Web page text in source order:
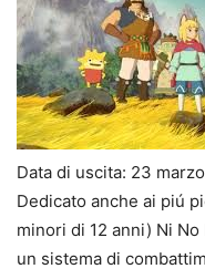
Data di uscita: 23
Dedicato anche ai piú
minori di 12 anni) Ni
un sistema di